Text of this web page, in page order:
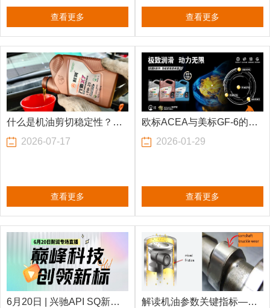
查看更多 查看更多
什么是机油剪切稳定性？一
文看懂！
2026-07-17
查看更多
欧标ACEA与美标GF-6的核
心区别→
2026-01-29
查看更多
6月20日 | 兴驰API SQ新品 解读机油参数关键指标—